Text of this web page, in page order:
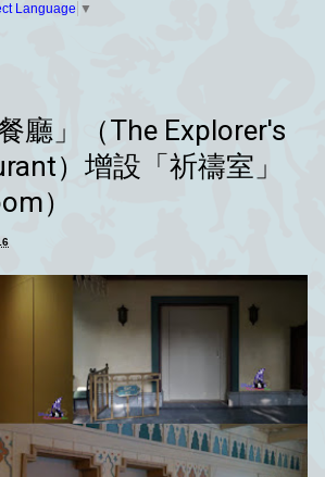
Language ▼
廳」（The Explorer's
）增設「祈禱室」
）